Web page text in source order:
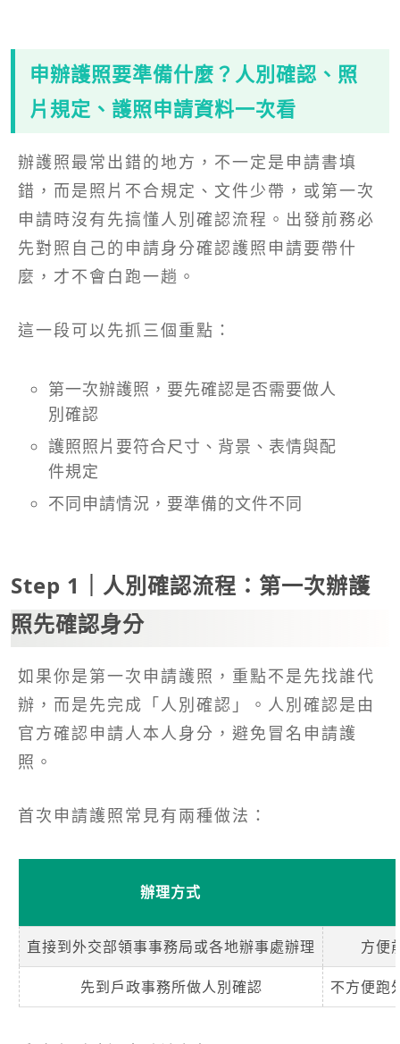
申辦護照要準備什麼？人別確認、照
片規定、護照申請資料一次看
辦護照最常出錯的地方，不一定是申請書填
錯，而是照片不合規定、文件少帶，或第一次
申請時沒有先搞懂人別確認流程。出發前務必
先對照自己的申請身分確認護照申請要帶什
麼，才不會白跑一趟。
這一段可以先抓三個重點：
第一次辦護照，要先確認是否需要做人
別確認
護照照片要符合尺寸、背景、表情與配
件規定
不同申請情況，要準備的文件不同
Step 1｜人別確認流程：第一次辦護
照先確認身分
如果你是第一次申請護照，重點不是先找誰代
辦，而是先完成「人別確認」。人別確認是由
官方確認申請人本人身分，避免冒名申請護
照。
首次申請護照常見有兩種做法：
辦理方式
直接到外交部領事事務局或各地辦事處辦理 方便
先到戶政事務所做人別確認 不方便跑